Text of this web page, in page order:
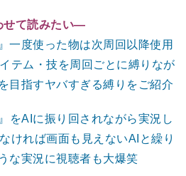
て読みたい―
一度使った物は次周回以降使用
テム・技を周回ごとに縛りなが
目指すヤバすぎる縛りをご紹介
をAIに振り回されながら実況し
ければ画面も見えないAIと繰り
な実況に視聴者も大爆笑